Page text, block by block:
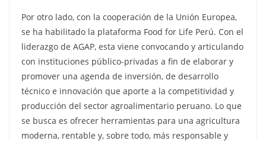
Por otro lado, con la cooperación de la Unión Europea,
se ha habilitado la plataforma Food for Life Perú. Con el
liderazgo de AGAP, esta viene convocando y articulando
con instituciones público-privadas a fin de elaborar y
promover una agenda de inversión, de desarrollo
técnico e innovación que aporte a la competitividad y
producción del sector agroalimentario peruano. Lo que
se busca es ofrecer herramientas para una agricultura
moderna, rentable y, sobre todo, más responsable y